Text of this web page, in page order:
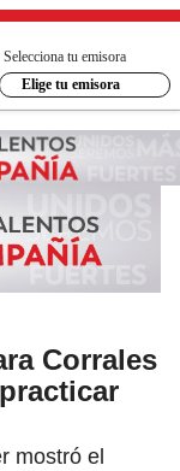
Selecciona tu emisora
Elige tu emisora
Corrales
mostró el